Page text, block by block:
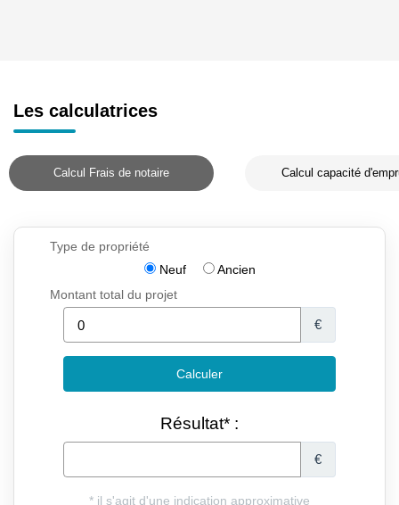
Les calculatrices
Calcul Frais de notaire Calcul capacité